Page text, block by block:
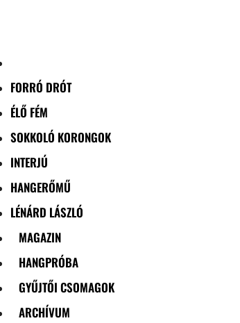
FORRÓ DRÓT
ÉLŐ FÉM
SOKKOLÓ KORONGOK
INTERJÚ
HANGERŐMŰ
LÉNÁRD LÁSZLÓ
MAGAZIN
HANGPRÓBA
GYŰJTŐI CSOMAGOK
ARCHÍVUM